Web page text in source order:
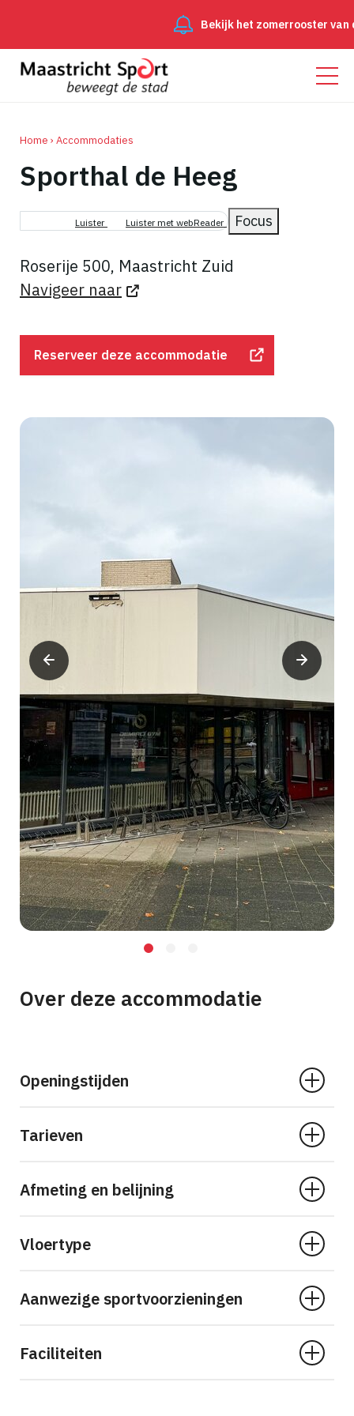
Bekijk het zomerrooster van de
Kruimelpad
Home Accommodaties
Sporthal de Heeg
Luister Luister met webReader Focus
Roserije 500, Maastricht Zuid
Navigeer naar
Reserveer deze accommodatie
Over deze accommodatie
Openingstijden
Tarieven
Afmeting en belijning
Vloertype
Aanwezige sportvoorzieningen
Faciliteiten